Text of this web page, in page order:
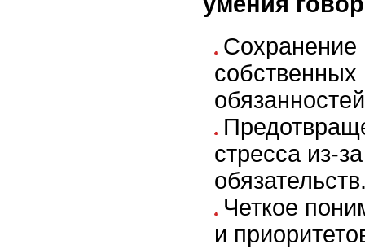
Сохранение
стресса из-
Четкое
и